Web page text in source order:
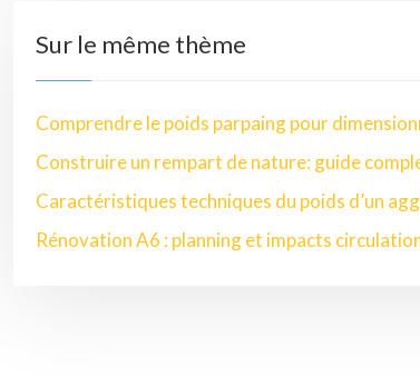
Sur le même thème
Comprendre le poids parpaing pour
Construire un rempart de nature: guide
Caractéristiques techniques du poids d’un
Rénovation A6 : planning et impacts